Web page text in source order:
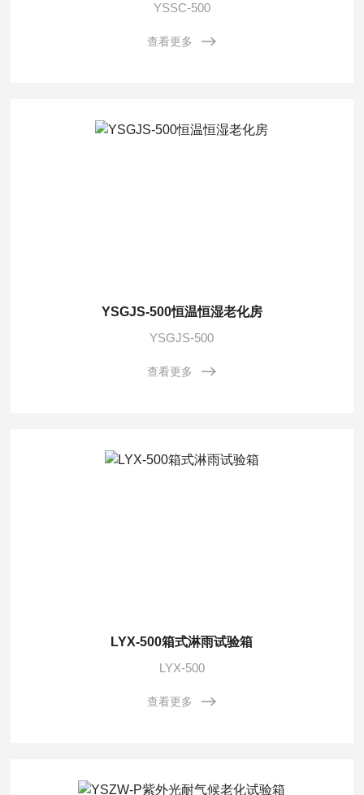
YSSC-500
查看更多
YSGJS-500恒温恒湿老化房
YSGJS-500
查看更多
LYX-500箱式淋雨试验箱
LYX-500
查看更多